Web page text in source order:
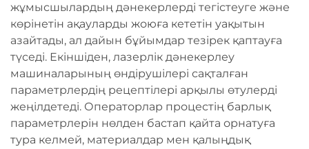
жұмысшылардың дәнекерлерді тегістеуге және
көрінетін ақауларды жоюға кететін уақытын
азайтады, ал дайын бұйымдар тезірек қаптауға
түседі. Екіншіден, лазерлік дәнекерлеу
машиналарының өндірушілері сақталған
параметрлердің рецептілері арқылы өтулерді
жеңілдетеді. Операторлар процестің барлық
параметрлерін нөлден бастап қайта орнатуға
тура келмей, материалдар мен қалыңдық